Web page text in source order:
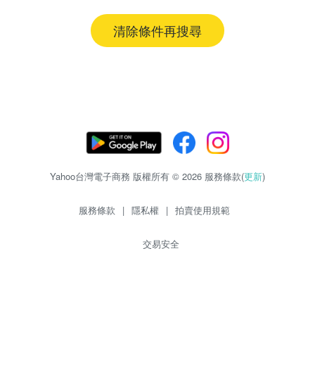
清除條件再搜尋
Yahoo台灣電子商務 版權所有 © 2026 服務條款(更新)
服務條款 | 隱私權 | 拍賣使用規範
交易安全